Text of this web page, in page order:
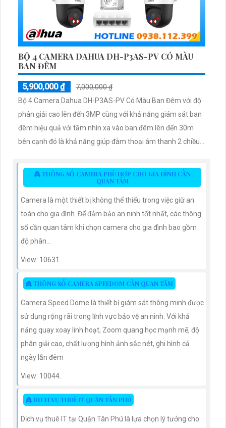
BỘ 4 CAMERA DAHUA DH-P3AS-PV CÓ MÀU
BAN ĐÊM
5,900,000 ₫
7,000,000 ₫
Bộ 4 Camera Dahua DH-P3AS-PV Có Màu Ban Đêm với độ
phân giải cao lên đến 3MP cùng với khả năng giám sát ban
đêm hiệu quả với tầm nhìn xa vào ban đêm lên đến 30m
bên cạnh đó là khả năng giúp đàm thoại âm thanh 2 chiều
👸 THÔNG SỐ CAMERA PHÙ HỢP CHO GIA ĐÌNH CẦN
QUAN TÂM
Camera là một thiết bị không thể thiếu trong việc giữ an
toàn cho gia đình. Để đảm bảo an ninh tốt nhất, các thông
số cần quan tâm khi chọn camera cho gia đình bao gồm
độ phân...
View: 10631.
👸 THÔNG SỐ CAMERA SPEEDOM CẦN QUAN TÂM
Camera Speed Dome là thiết bị giám sát thông minh được
sử dụng rộng rãi trong lĩnh vực bảo vệ an ninh. Với khả
năng quay xoay linh hoạt, Zoom quang học mạnh mẽ, độ
phân giải cao, chất lượng hình ảnh sắc nét, ghi hình cả
ngày lẫn đêm
View: 10044.
👸 DỊCH VỤ THUÊ IT QUẬN TÂN PHÚ
Dịch vụ thuê IT tại Quận Tân Phú là lựa chọn lý tưởng cho